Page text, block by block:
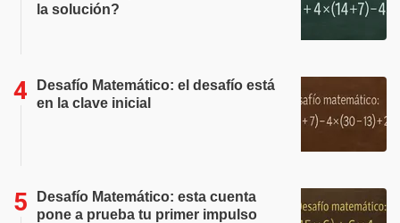
la solución?
Desafío Matemático: el desafío está
en la clave inicial
Desafío Matemático: esta cuenta
pone a prueba tu primer impulso